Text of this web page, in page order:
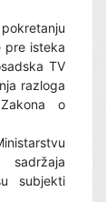
pre isteka
TV
razloga
o
subjekti